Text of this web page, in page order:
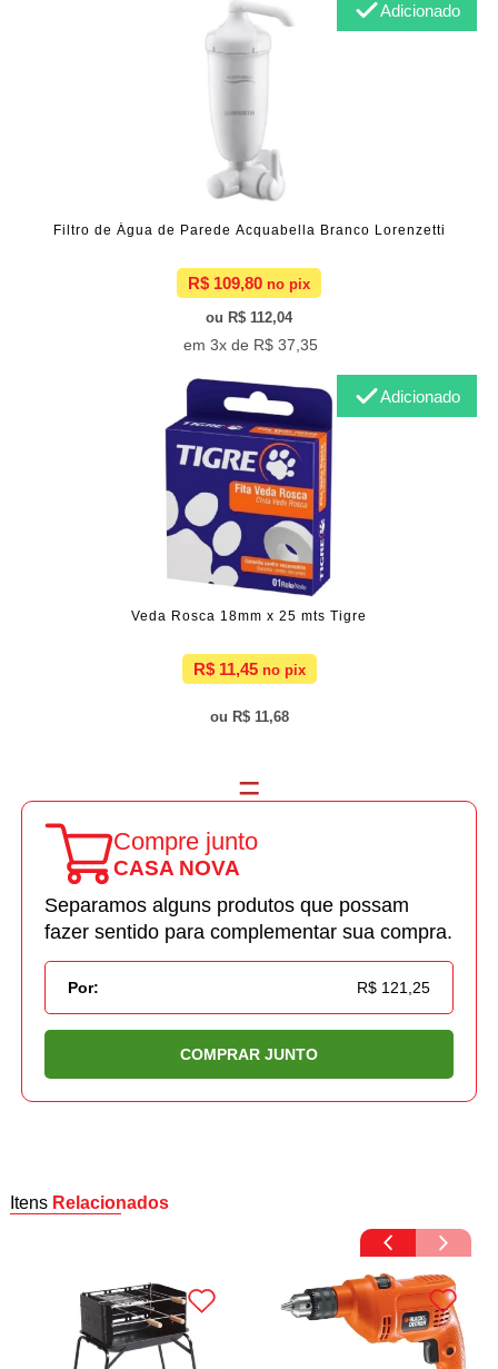
Filtro de Água de Parede Acquabella Branco Lorenzetti
R$ 109,80
R$ 112,04
3x de R$ 37,35
Adicionado
Veda Rosca 18mm x 25 mts Tigre
R$ 11,45
R$ 11,68
Adicionado
Compre junto
CASA NOVA
Separamos alguns produtos que possam
fazer sentido para complementar sua compra.
Por: R$ 121,25
COMPRAR JUNTO
Itens Relacionados